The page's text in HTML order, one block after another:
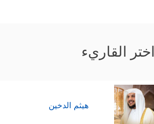
اختر القاريء
هيثم الدخين